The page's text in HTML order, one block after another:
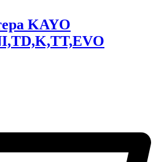
KAYO